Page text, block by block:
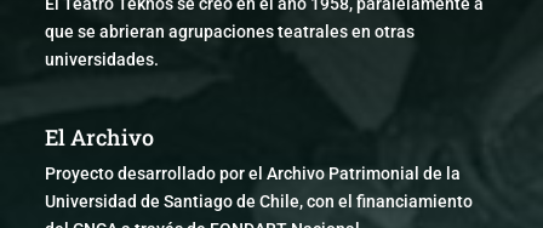
que se abrieran agrupaciones teatrales en otras
universidades.
El Archivo
Proyecto desarrollado por el Archivo Patrimonial de la
Universidad de Santiago de Chile, con el financiamiento